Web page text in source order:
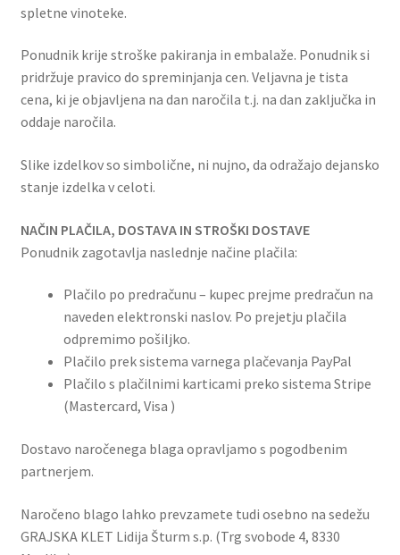
spletne vinoteke.
Ponudnik krije stroške pakiranja in embalaže. Ponudnik si
pridržuje pravico do spreminjanja cen. Veljavna je tista
cena, ki je objavljena na dan naročila t.j. na dan zaključka in
oddaje naročila.
Slike izdelkov so simbolične, ni nujno, da odražajo dejansko
stanje izdelka v celoti.
NAČIN PLAČILA, DOSTAVA IN STROŠKI DOSTAVE
Ponudnik zagotavlja naslednje načine plačila:
Plačilo po predračunu – kupec prejme predračun na
naveden elektronski naslov. Po prejetju plačila
odpremimo pošiljko.
Plačilo prek sistema varnega plačevanja PayPal
Plačilo s plačilnimi karticami preko sistema Stripe
(Mastercard, Visa )
Dostavo naročenega blaga opravljamo s pogodbenim
partnerjem.
Naročeno blago lahko prevzamete tudi osebno na sedežu
GRAJSKA KLET Lidija Šturm s.p. (Trg svobode 4, 8330